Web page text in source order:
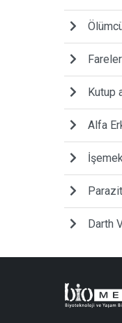
Kutup
Alfa
Darth